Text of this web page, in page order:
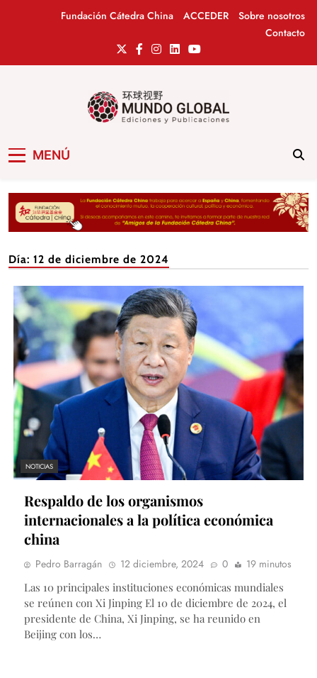
Fundación Cátedra China ACCEDER
Sobre nosotros
Contacto
MENÚ
Día: 12 de diciembre de 2024
NOTICIAS
Respaldo de los organismos
internacionales a la política económica
china
Pedro Barragán 12 diciembre, 2024 0
19 minutos
Las 10 principales instituciones económicas mundiales
se reúnen con Xi Jinping El 10 de diciembre de 2024, el
presidente de China, Xi Jinping, se ha reunido en
Beijing con los…